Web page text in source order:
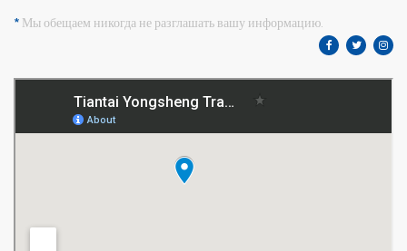
* Мы обещаем никогда не разглашать вашу информацию.